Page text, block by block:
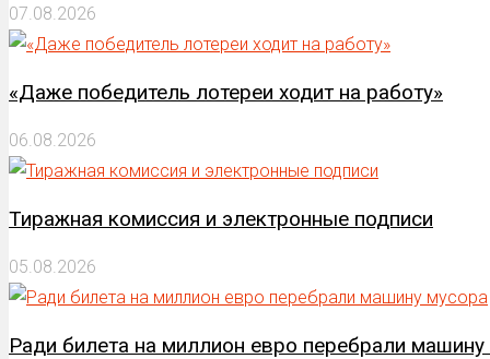
07.08.2026
«Даже победитель лотереи ходит на работу»
06.08.2026
Тиражная комиссия и электронные подписи
05.08.2026
Ради билета на миллион евро перебрали машину